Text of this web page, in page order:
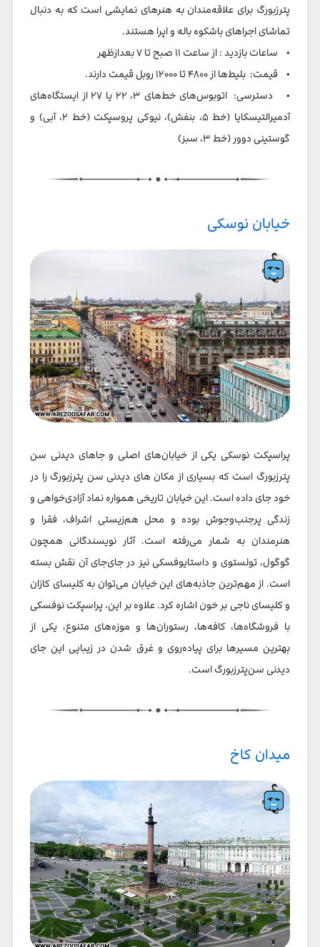
پترزبورگ برای علاقه‌مندان به هنرهای نمایشی است که به دنبال
تماشای اجراهای باشکوه باله و اپرا هستند.
• ساعات بازدید : از ساعت ۱۱ صبح تا ۷ بعدازظهر
• قیمت: بلیط‌ها از ۴۸۰۰ تا ۱۲۰۰۰ روبل قیمت دارند.
• دسترسی: اتوبوس‌های خط‌های ۳، ۲۲ یا ۲۷ از ایستگاه‌های
آدمیرالتیسکایا (خط ۵، بنفش)، نیوکی پروسپکت (خط ۲، آبی) و
گوستینی دوور (خط ۳، سبز)
خیابان نوسکی
پراسپکت نوسکی یکی از خیابان‌های اصلی و جاهای دیدنی سن
پترزبورگ است که بسیاری از مکان های دیدنی سن پترزبورگ را در
خود جای داده است. این خیابان تاریخی همواره نماد آزادی‌خواهی و
زندگی پرجنب‌وجوش بوده و محل هم‌زیستی اشراف، فقرا و
هنرمندان به شمار می‌رفته است. آثار نویسندگانی همچون
گوگول، تولستوی و داستایوفسکی نیز در جای‌جای آن نقش بسته
است. از مهم‌ترین جاذبه‌های این خیابان می‌توان به کلیسای کازان
و کلیسای ناجی بر خون اشاره کرد. علاوه بر این، پراسپکت نوفسکی
با فروشگاه‌ها، کافه‌ها، رستوران‌ها و موزه‌های متنوع، یکی از
بهترین مسیرها برای پیاده‌روی و غرق شدن در زیبایی این جای
دیدنی سن‌پترزبورگ است.
میدان کاخ